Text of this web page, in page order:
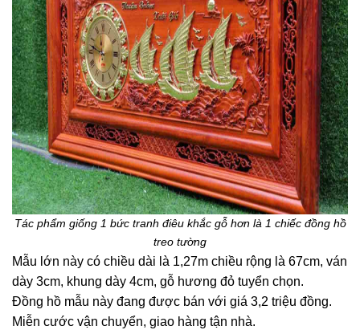
Tác phẩm giống 1 bức tranh điêu khắc gỗ hơn là 1 chiếc đồng hồ
treo tường
Mẫu lớn này có chiều dài là 1,27m chiều rộng là 67cm, ván
dày 3cm, khung dày 4cm, gỗ hương đỏ tuyển chọn.
Đồng hồ mẫu này đang được bán với giá 3,2 triệu đồng.
Miễn cước vận chuyển, giao hàng tận nhà.